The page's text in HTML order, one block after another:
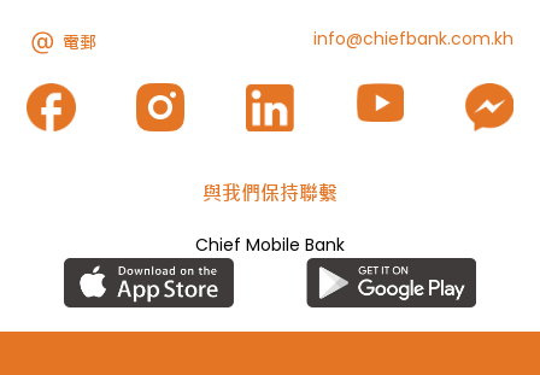
電郵 info@chiefbank.com.kh
與我們保持聯繫
Chief Mobile Bank